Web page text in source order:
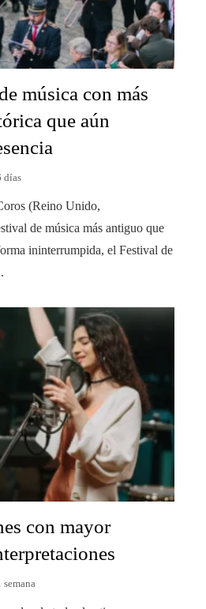
música con más
que aún
días
(Reino Unido,
de música más antiguo que
ininterrumpida, el Festival de
con mayor
semana